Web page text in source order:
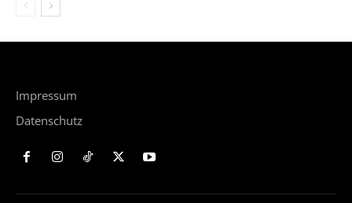
Impressum
Datenschutz